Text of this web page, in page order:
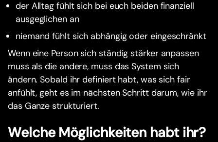
der Alltag fühlt sich bei euch beiden finanziell
ausgeglichen an
niemand fühlt sich abhängig oder eingeschränkt
Wenn eine Person sich ständig stärker anpassen
muss als die andere, muss das System sich
ändern. Sobald ihr definiert habt, was sich fair
anfühlt, geht es im nächsten Schritt darum, wie ihr
das Ganze strukturiert.
Welche Möglichkeiten habt ihr?